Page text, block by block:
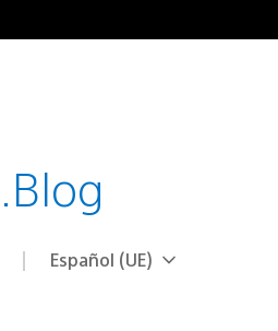
.Blog
Selecciona
Región
Español (UE)